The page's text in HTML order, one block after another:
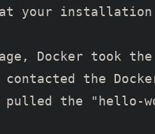
your
Docker took
the Docker
pulled the "hello-